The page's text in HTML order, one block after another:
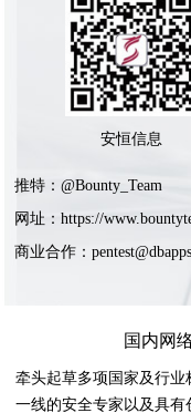
安恒信息
推特：@Bounty_Team
网址：https://
商业合作：
国内网
牵头起草多项国家及行
一线的安全专家以及具有